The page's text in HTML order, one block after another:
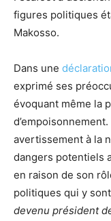
figures politiques
Makosso.
Dans une
exprimé ses
évoquant même la
avertissement à la
dangers potentiels
en raison de son
politiques qui y
devenu président